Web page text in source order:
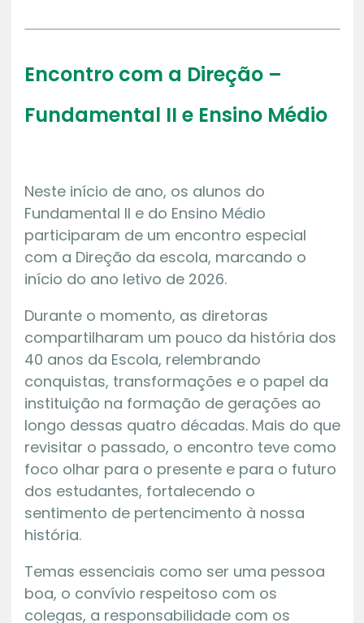
Encontro com a Direção –
Fundamental II e Ensino Médio
Neste início de ano, os alunos do
Fundamental II e do Ensino Médio
participaram de um encontro especial
com a Direção da escola, marcando o
início do ano letivo de 2026.
Durante o momento, as diretoras
compartilharam um pouco da história dos
40 anos da Escola, relembrando
conquistas, transformações e o papel da
instituição na formação de gerações ao
longo dessas quatro décadas. Mais do que
revisitar o passado, o encontro teve como
foco olhar para o presente e para o futuro
dos estudantes, fortalecendo o
sentimento de pertencimento à nossa
história.
Temas essenciais como ser uma pessoa
boa, o convívio respeitoso com os
colegas, a responsabilidade com os